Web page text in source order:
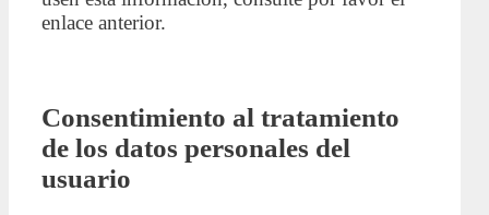
enlace anterior.
Consentimiento al tratamiento
de los datos personales del
usuario